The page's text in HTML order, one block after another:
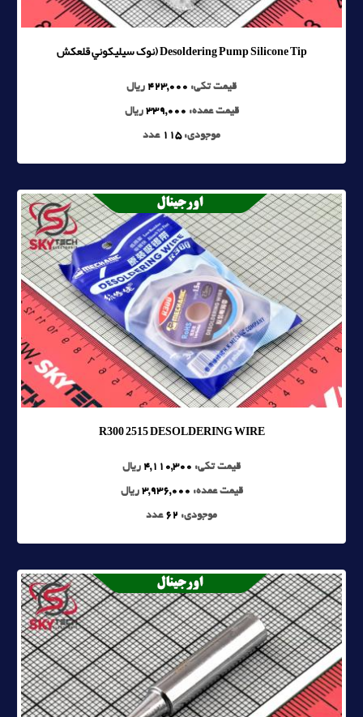
Desoldering Pump Silicone Tip (نوک سيليکوني قلعکش
قیمت تکی: 423,000 ریال
قیمت عمده: 339,000 ریال
موجودی:115 عدد
R300 2515 DESOLDERING WIRE
قیمت تکی: 4,110,300 ریال
قیمت عمده: 3,936,000 ریال
موجودی: 62 عدد